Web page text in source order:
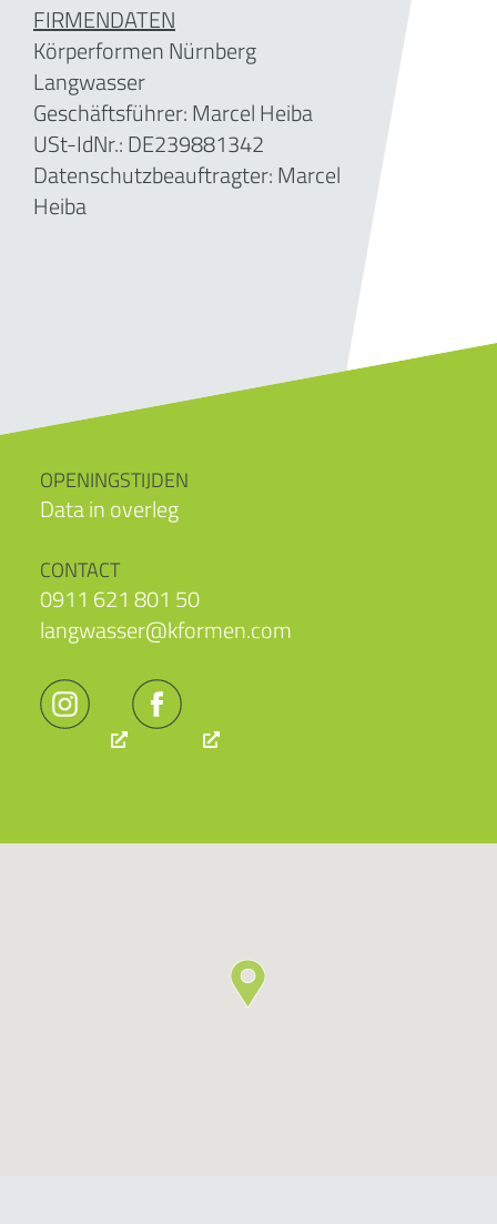
FIRMENDATEN
Körperformen Nürnberg
Langwasser
Geschäftsführer:Marcel Heiba
USt-IdNr.: DE239881342
Datenschutzbeauftragter: Marcel
Heiba
OPENINGSTIJDEN
Data in overleg
CONTACT
0911 621 801 50
langwasser@kformen.com